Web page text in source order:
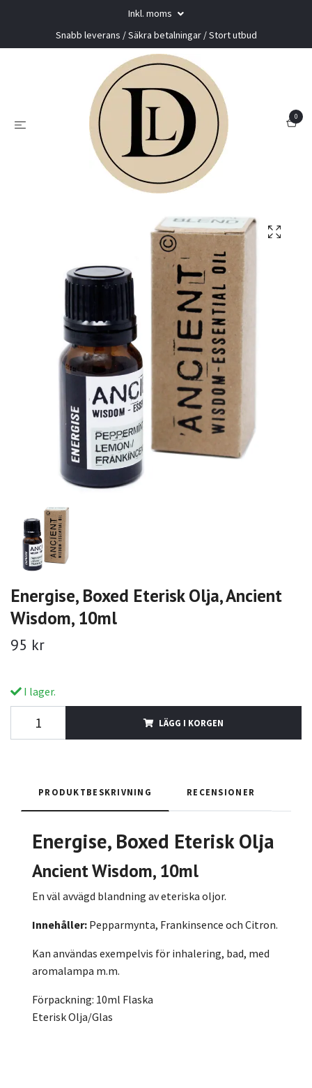
Inkl. moms
Snabb leverans / Säkra betalningar / Stort utbud
0
Energise, Boxed Eterisk Olja, Ancient
Wisdom, 10ml
95 kr
I lager.
LÄGG I KORGEN
PRODUKTBESKRIVNING RECENSIONER
Energise, Boxed Eterisk Olja
Ancient Wisdom, 10ml
En väl avvägd blandning av eteriska oljor.
Innehåller: Pepparmynta, Frankinsence och Citron.
Kan användas exempelvis för inhalering, bad, med
aromalampa m.m.
Förpackning: 10ml Flaska
Eterisk Olja/Glas